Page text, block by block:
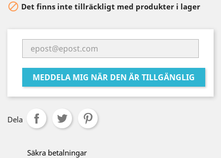
 Det finns inte tillräckligt med produkter i lager
MEDDELA MIG NÄR DEN ÄR TILLGÄNGLIG
Dela
Säkra betalningar